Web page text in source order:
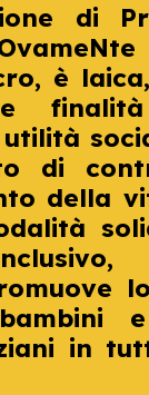
di
è
fi
di
della
in